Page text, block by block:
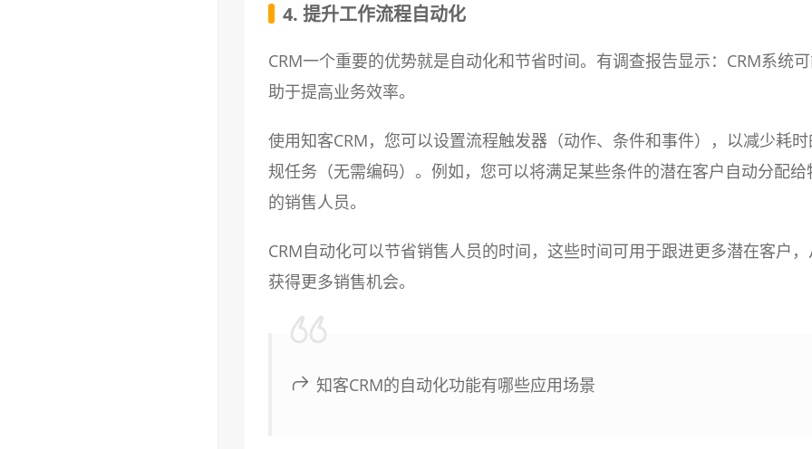
4. 提升工作流程自动化
CRM一个重要的优势就是自动化和节省时间。有调查报告显示：CRM系统
助于提高业务效率。
使用知客CRM，您可以设置流程触发器（动作、条件和事件），以减少耗时
规任务（无需编码）。例如，您可以将满足某些条件的潜在客户自动分配给
的销售人员。
CRM自动化可以节省销售人员的时间，这些时间可用于跟进更多潜在客户，
获得更多销售机会。
知客CRM的自动化功能有哪些应用场景